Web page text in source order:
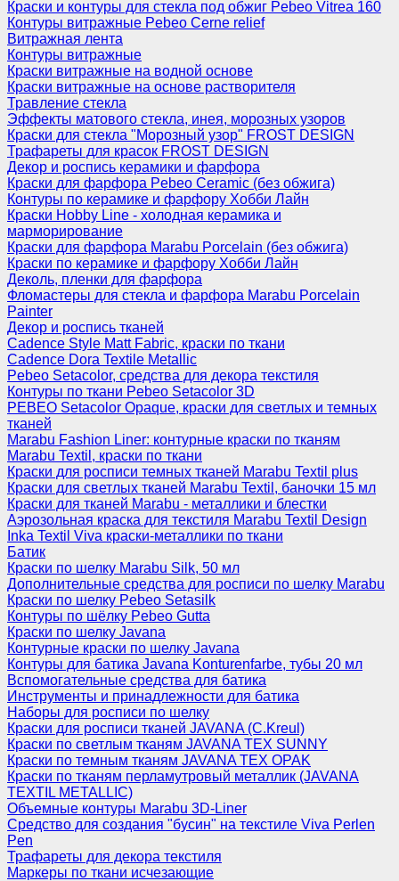
Краски и контуры для стекла под обжиг Pebeo Vitrea 160
Контуры витражные Pebeo Cerne relief
Витражная лента
Контуры витражные
Краски витражные на водной основе
Краски витражные на основе растворителя
Травление стекла
Эффекты матового стекла, инея, морозных узоров
Краски для стекла "Морозный узор" FROST DESIGN
Трафареты для красок FROST DESIGN
Декор и роспись керамики и фарфора
Краски для фарфора Pebeo Ceramic (без обжига)
Контуры по керамике и фарфору Хобби Лайн
Краски Hobby Line - холодная керамика и
марморирование
Краски для фарфора Marabu Porcelain (без обжига)
Краски по керамике и фарфору Хобби Лайн
Деколь, пленки для фарфора
Фломастеры для стекла и фарфора Marabu Porcelain
Painter
Декор и роспись тканей
Cadence Style Matt Fabric, краски по ткани
Cadence Dora Textile Metallic
Pebeo Setacolor, средства для декора текстиля
Контуры по ткани Pebeo Setacolor 3D
PEBEO Setacolor Opaque, краски для светлых и темных
тканей
Marabu Fashion Liner: контурные краски по тканям
Marabu Textil, краски по ткани
Краски для росписи темных тканей Marabu Textil plus
Краски для светлых тканей Marabu Textil, баночки 15 мл
Краски для тканей Marabu - металлики и блестки
Аэрозольная краска для текстиля Marabu Textil Design
Inka Textil Viva краски-металлики по ткани
Батик
Краски по шелку Marabu Silk, 50 мл
Дополнительные средства для росписи по шелку Marabu
Краски по шелку Pebeo Setasilk
Контуры по шёлку Pebeo Gutta
Краски по шелку Javana
Контурные краски по шелку Javana
Контуры для батика Javana Konturenfarbe, тубы 20 мл
Вспомогательные средства для батика
Инструменты и принадлежности для батика
Наборы для росписи по шелку
Краски для росписи тканей JAVANA (C.Kreul)
Краски по светлым тканям JAVANA TEX SUNNY
Краски по темным тканям JAVANA TEX OPAK
Краски по тканям перламутровый металлик (JAVANA
TEXTIL METALLIC)
Объемные контуры Marabu 3D-Liner
Средство для создания "бусин" на текстиле Viva Perlen
Pen
Трафареты для декора текстиля
Маркеры по ткани исчезающие